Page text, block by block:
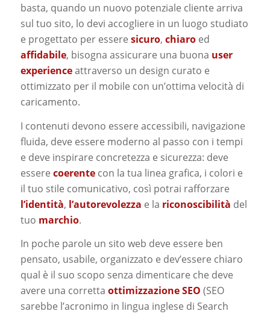
basta, quando un nuovo potenziale cliente arriva
sul tuo sito, lo devi accogliere in un luogo studiato
e progettato per essere sicuro, chiaroed
affidabile, bisogna assicurare una buona user
experienceattraverso un design curato e
ottimizzato per il mobile con un’ottima velocità di
caricamento.
I contenuti devono essere accessibili, navigazione
fluida, deve essere moderno al passo con i tempi
e deve inspirare concretezza e sicurezza: deve
essere coerentecon la tua linea grafica, i colori e
il tuo stile comunicativo, così potrai rafforzare
l’identità, l’autorevolezza e la riconoscibilità del
tuo marchio.
In poche parole un sito web deve essere ben
pensato, usabile, organizzato e dev’essere chiaro
qual è il suo scopo senza dimenticare che deve
avere una corretta ottimizzazione SEO (SEO
sarebbe l’acronimo in lingua inglese di Search